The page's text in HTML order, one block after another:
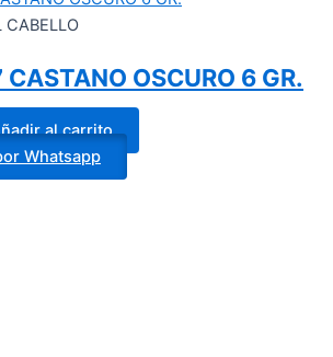
CABELLO
CASTANO OSCURO 6 GR.
al carrito
Whatsapp